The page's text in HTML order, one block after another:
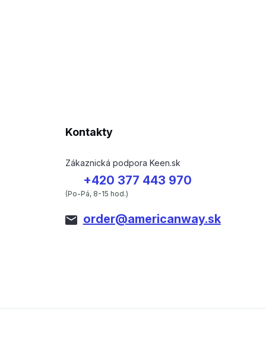
Kontakty
Zákaznická podpora Keen.sk
+420 377 443 970
(Po-Pá, 8-15 hod.)
order@americanway.sk